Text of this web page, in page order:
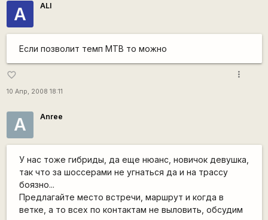
A ALI
Если позволит темп MTB то можно
favorite_border
10 Апр, 2008 18:11
more_vert
A Anree
У нас тоже гибриды, да еще нюанс, новичок девушка,
так что за шоссерами не угнаться да и на трассу
боязно...
Предлагайте место встречи, маршрут и когда в
ветке, а то всех по контактам не выловить, обсудим